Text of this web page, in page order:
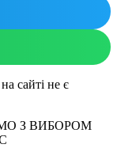
сайті не є
З ВИБОРОМ